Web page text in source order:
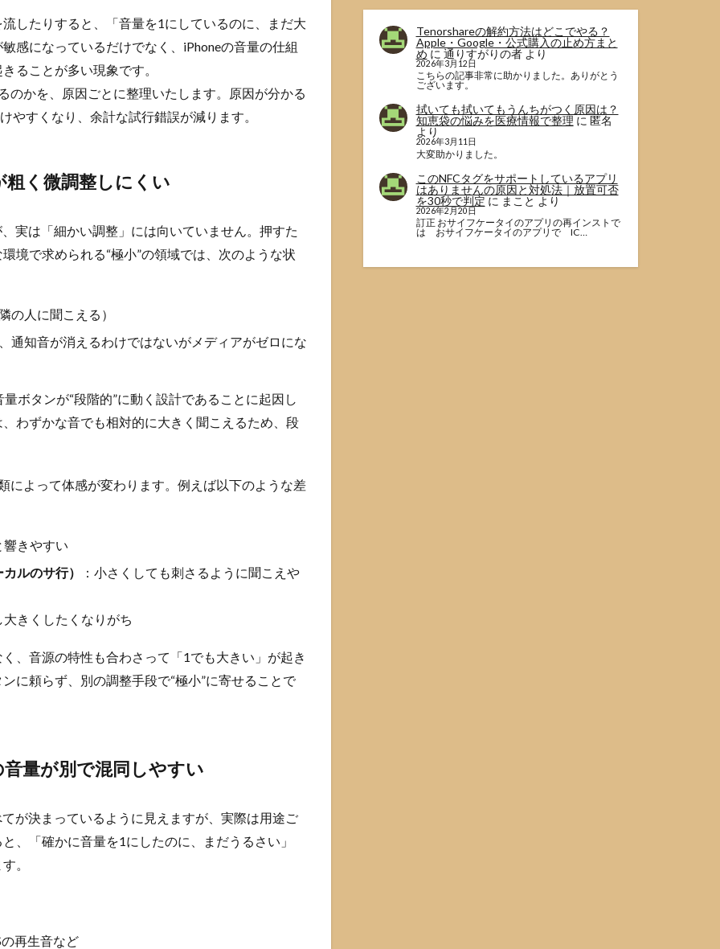
したりすると、「音量を1にしているのに、まだ大
感になっているだけでなく、iPhoneの音量の仕組
ることが多い現象です。
のかを、原因ごとに整理いたします。原因が分かる
やすくなり、余計な試行錯誤が減ります。
く微調整しにくい
実は「細かい調整」には向いていません。押すた
境で求められる“極小”の領域では、次のような状
の人に聞こえる）
通知音が消えるわけではないがメディアがゼロにな
ボタンが“段階的”に動く設計であることに起因し
わずかな音でも相対的に大きく聞こえるため、段
によって体感が変わります。例えば以下のような差
響きやすい
ルのサ行）
：小さくしても刺さるように聞こえや
大きくしたくなりがち
、音源の特性も合わさって「1でも大きい」が起き
に頼らず、別の調整手段で“極小”に寄せることで
量が別で混同しやすい
が決まっているように見えますが、実際は用途ご
、「確かに音量を1にしたのに、まだうるさい」
。
の再生音など
Tenorshareの解約方法はどこでやる？
Apple・Google・公式購入の止め方まと
め に 通りすがりの者より
2026年3月12日
こちらの記事非常に助かりました。ありがとう
ございます。
拭いても拭いてもうんちがつく原因は？
知恵袋の悩みを医療情報で整理 に 匿名
より
2026年3月11日
大変助かりました。
このNFCタグをサポートしているアプリ
はありませんの原因と対処法｜放置可否
を30秒で判定 に まこと より
2026年2月20日
訂正 おサイフケータイのアプリの再インストで
は おサイフケータイのアプリで IC…